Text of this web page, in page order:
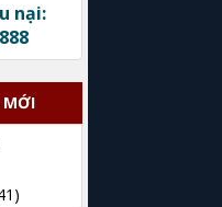
nại:
MỚI